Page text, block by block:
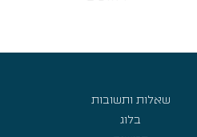
שאלות ותשובות
בלוג